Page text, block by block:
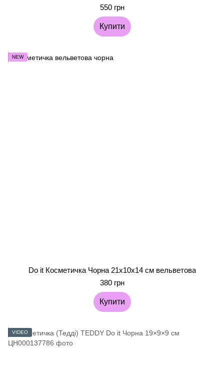
550 грн
Купити
NEW
Do it Косметичка Чорна 21х10х14 см вельветова
380 грн
Купити
VIDEO